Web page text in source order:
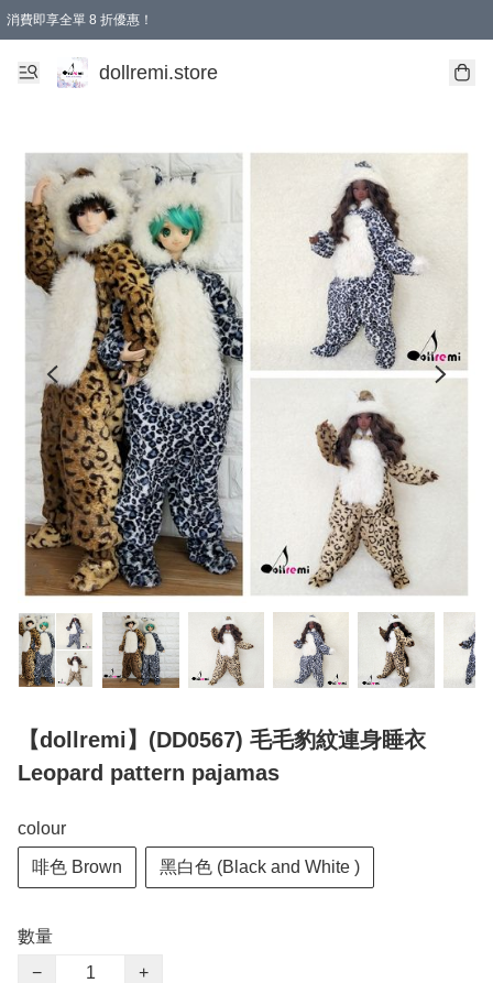
消費即享全單 8 折優惠！
購物滿 HKD 1500.00即享免運費優惠！（適用於 本地送貨、本地取貨、國際送貨 )
dollremi.store
【dollremi】(DD0567) 毛毛豹紋連身睡衣
Leopard pattern pajamas
colour
啡色 Brown 黑白色 (Black and White )
數量
−
+